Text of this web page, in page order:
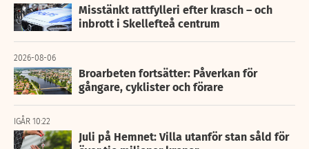
Misstänkt rattfylleri efter krasch – och
inbrott i Skellefteå centrum
2026-08-06
Broarbeten fortsätter: Påverkan för
gångare, cyklister och förare
IGÅR 10:22
Juli på Hemnet: Villa utanför stan såld för